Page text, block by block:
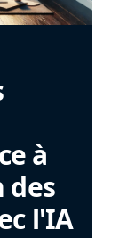
à
des
l'IA